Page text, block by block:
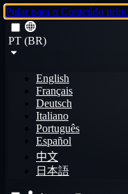
Pular para o Conteúdo
PT (BR)
English
Français
Deutsch
Italiano
Português
Español
中文
日本語